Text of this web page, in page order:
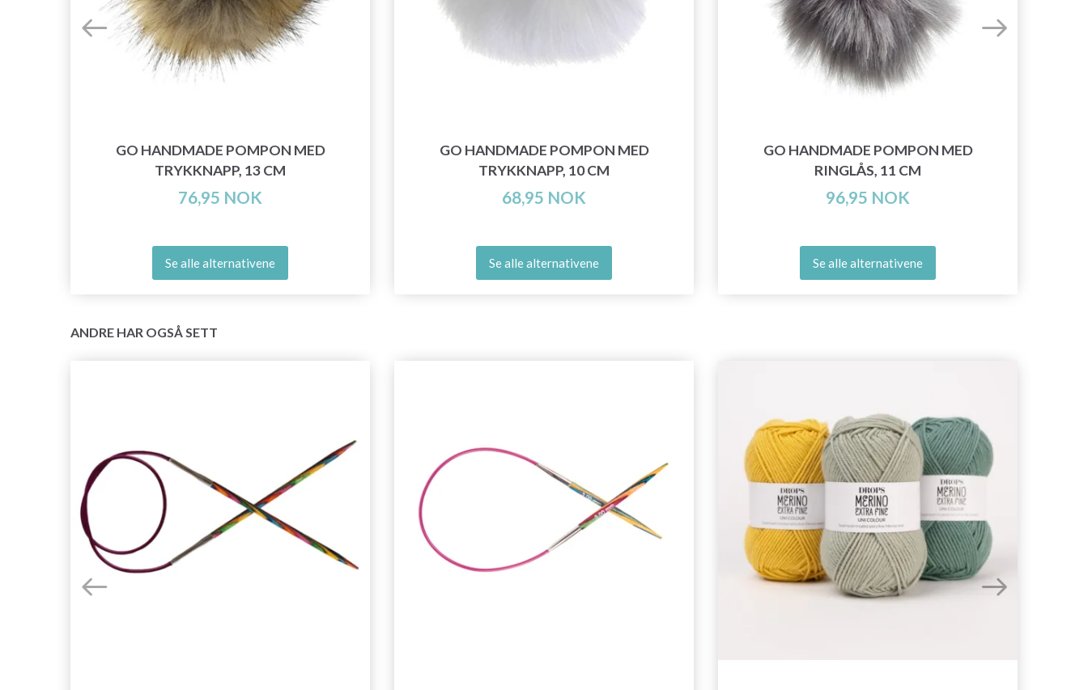
GO HANDMADE POMPON MED
TRYKKNAPP, 13 CM
76,95 NOK
Se alle alternativene
GO HANDMADE POMPON MED
TRYKKNAPP, 10 CM
68,95 NOK
Se alle alternativene
GO HANDMADE POMPON MED
RINGLÅS, 11 CM
96,95 NOK
Se alle alternativene
ANDRE HAR OGSÅ SETT